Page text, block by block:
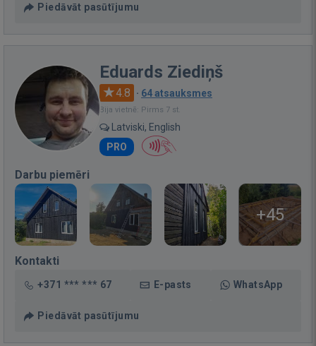
Piedāvāt pasūtījumu
Eduards Ziediņš
4.8 · 64 atsauksmes
Bija vietnē: Pirms 7 st.
Latviski, English
PRO
Darbu piemēri
+45
Kontakti
+371 *** *** 67 E-pasts WhatsApp
Piedāvāt pasūtījumu